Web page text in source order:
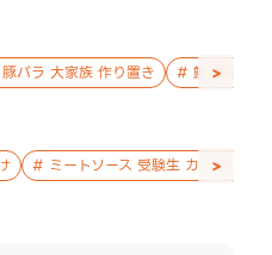
豚バラ 大家族 作り置き # 鮭 親子 作
>
# ミートソース 受験生 カリカリ
>